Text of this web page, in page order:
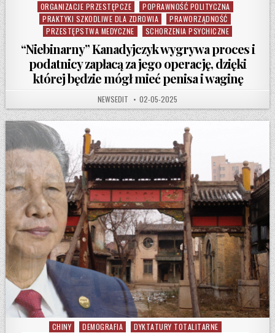
ORGANIZACJE PRZESTĘPCZE
POPRAWNOŚĆ POLITYCZNA
PRAKTYKI SZKODLIWE DLA ZDROWIA
PRAWORZĄDNOŚĆ
PRZESTĘPSTWA MEDYCZNE
SCHORZENIA PSYCHICZNE
“Niebinarny” Kanadyjczyk wygrywa proces i
podatnicy zapłacą za jego operację, dzięki
której będzie mógł mieć penisa i waginę
AUTHOR:
NEWSEDIT PUBLISHED DATE:
02-05-2025
Posted in
CHINY DEMOGRAFIA
DYKTATURY TOTALITARNE